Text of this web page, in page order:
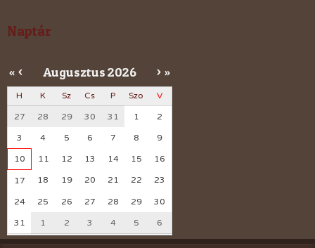
Naptár
« < Augusztus2026 > »
H K Sz Cs P Szo V
27 28 29 30 31 1 2
3 4 5 6 7 8 9
10 11 12 13 14 15 16
17 18 19 20 21 22 23
24 25 26 27 28 29 30
31 1 2 3 4 5 6